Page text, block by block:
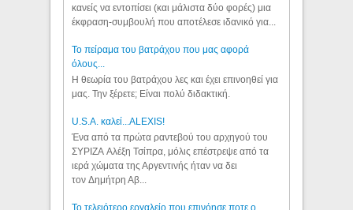
κανείς να εντοπίσει (και μάλιστα δύο φορές) μια
έκφραση-συμβουλή που αποτέλεσε ιδανικό για...
Το πείραμα του βατράχου που μας αφορά
όλους...
Η θεωρία του βατράχου λες και έχει επινοηθεί για
μας. Την ξέρετε; Είναι πολύ διδακτική.
U.S.A. καλεί...ALEXIS!
Ένα από τα πρώτα ραντεβού του αρχηγού του
ΣΥΡΙΖΑ Αλέξη Τσίπρα, μόλις επέστρεψε από τα
ιερά χώματα της Αργεντινής ήταν να δει
τον Δημήτρη Αβ...
Το τελειότερο εργαλείο που επινόησε ποτε ο